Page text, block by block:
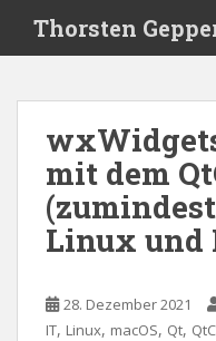
i
Thorsten
mit dem
Linux und
28. Dezember 2021
IT, Linux, macOS, Qt,